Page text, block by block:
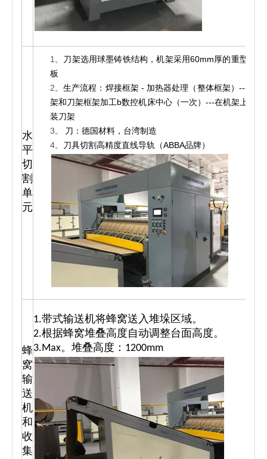
水
平
切
割
单
元
1。 刀架选用球墨铸铁结构，机架采用60mm厚的重型钢
板
2。生产流程：焊接框架 - 加热器处理（整体框架）---机
架和刀架框架加工b数控机床中心（一次）---在机架上组
装刀架
3。
刀：德国材料，台湾制造
4。 刀具切割高精度直线导轨（ABBA品牌）
蜂
窝
输
送
机
和
收
集
1.带式输送机将蜂窝送入堆垛区域。
2.根据蜂窝堆叠高度自动调整台面高度。
3.Max。堆叠高度：1200mm